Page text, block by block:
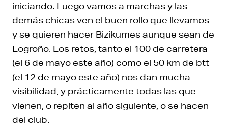
iniciando. Luego vamos a marchas y las
demás chicas ven el buen rollo que llevamos
y se quieren hacer Bizikumes aunque sean de
Logroño. Los retos, tanto el 100 de carretera
(el 6 de mayo este año) como el 50 km de btt
(el 12 de mayo este año) nos dan mucha
visibilidad, y prácticamente todas las que
vienen, o repiten al año siguiente, o se hacen
del club.